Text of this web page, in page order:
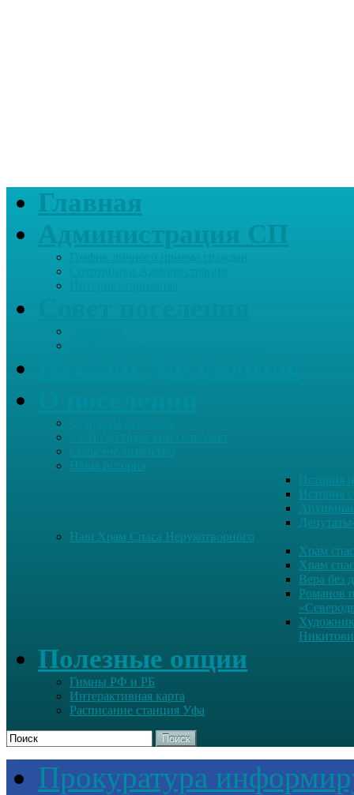
Главная
Наша история
История
История
Наш Храм Спаса Нерукотворного
Храм
Храм
Вера без
Романов
Полезные опции
Гимны РФ и РБ
Интерактивная карта
Расписание станция Уфа
Поиск
Прокуратура